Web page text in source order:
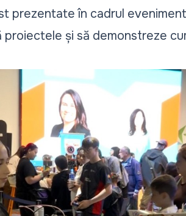
prezentate în cadrul
și să demonstreze